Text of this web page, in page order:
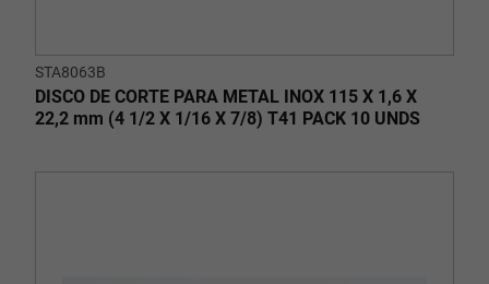
STA8063B
DISCO DE CORTE PARA METAL INOX 115 X 1,6 X
22,2 mm (4 1/2 X 1/16 X 7/8) T41 PACK 10 UNDS